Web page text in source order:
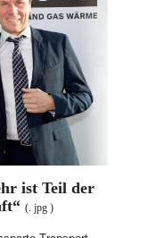
ist Teil der
(. jpg )